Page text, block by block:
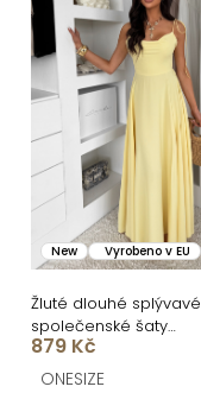
í
p
r
d
u
t
ů
ý
p
i
s
p
r
o
d
u
k
New Vyrobeno v EU
Žluté dlouhé splývavé
společenské šaty
LERDISEL na ramínka
879 Kč
ONESIZE